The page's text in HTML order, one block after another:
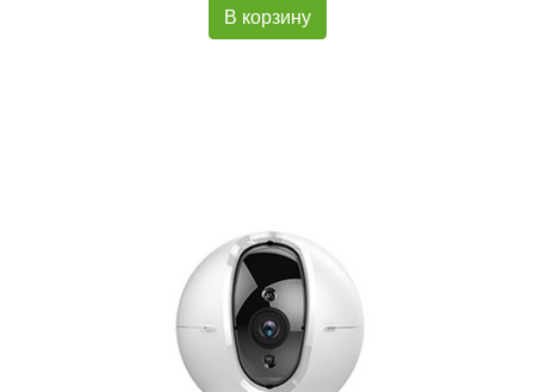
В корзину